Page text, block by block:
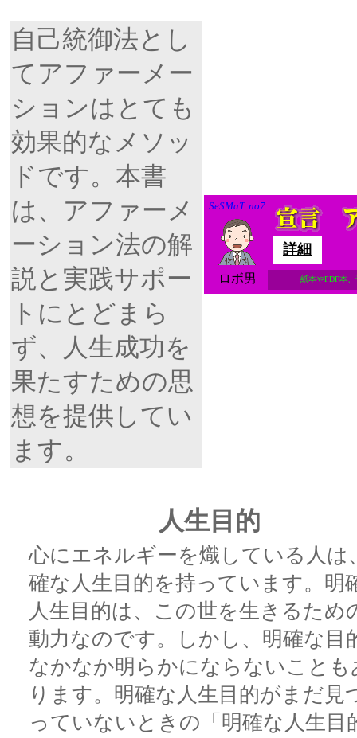
自己統御法とし
てアファーメー
ションはとても
効果的なメソッ
ドです。本書
は、アファーメ
ーション法の解
説と実践サポー
トにとどまら
ず、人生成功を
果たすための思
想を提供してい
ます。
SeSMaT..no7
詳細
ロボ男 紙本やPDF本
人生目的
心にエネルギーを熾している人は
確な人生目的を持っています。明
人生目的は、この世を生きるため
動力なのです。しかし、明確な目
なかなか明らかにならないことも
ります。明確な人生目的がまだ見
っていないときの「明確な人生目